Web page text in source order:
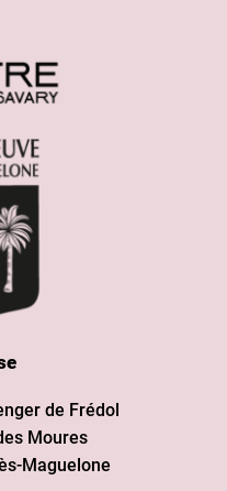
de Frédol
Moures
Maguelone